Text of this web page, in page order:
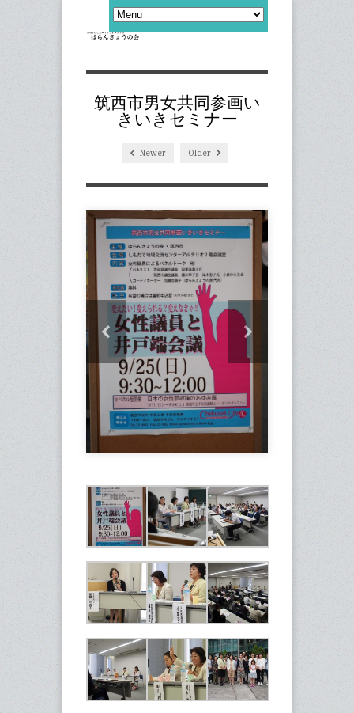
筑西市男女共同参画い
きいきセミナー
Newer Older